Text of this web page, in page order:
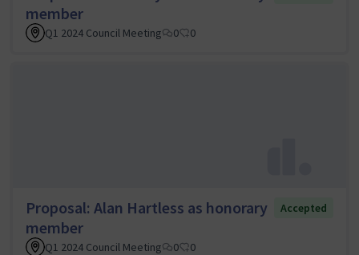
member
Q1 2024 Council Meeting 0 0
Proposal: Alan Hartless as honorary
member
Accepted
Q1 2024 Council Meeting 0 0